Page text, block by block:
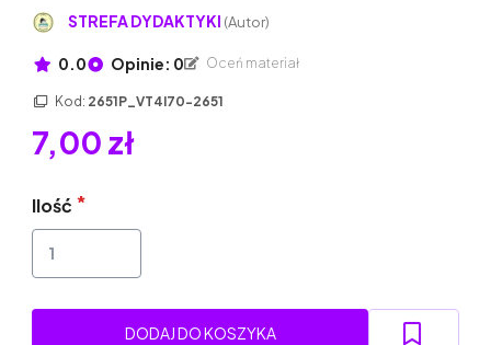
STREFA DYDAKTYKI (Autor)
0.0 Opinie: 0 Oceń materiał
Kod: 2651P_VT4I70-2651
7,00 zł
Ilość
DODAJ DO KOSZYKA